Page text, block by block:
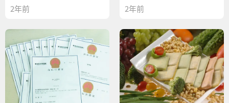
2年前 2年前